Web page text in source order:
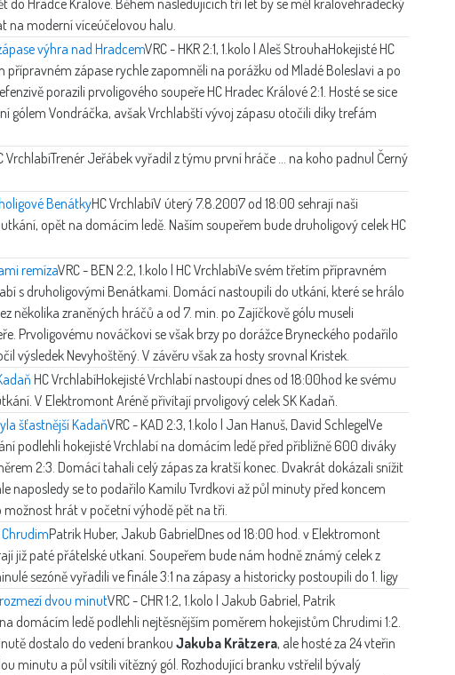
na moderní víceúčelovou halu.
výhra nad HradcemVRC - HKR 2:1, 1.kolo | Aleš StrouhaHokejisté HC
přípravném zápase rychle zapomněli na porážku od Mladé Boleslavi a po
porazili prvoligového soupeře HC Hradec Králové 2:1. Hosté se sice
gólem Vondráčka, avšak Vrchlabští vývoj zápasu otočili díky trefám
VrchlabíTrenér Jeřábek vyřadil z týmu první hráče ... na koho padnul Černý
BenátkyHC VrchlabíV úterý 7.8.2007 od 18:00 sehrají naši
opět na domácím ledě. Naším soupeřem bude druholigový celek HC
remízaVRC - BEN 2:2, 1.kolo | HC VrchlabíVe svém třetím přípravném
s druholigovými Benátkami. Domácí nastoupili do utkání, které se hrálo
několika zraněných hráčů a od 7. min. po Zajíčkově gólu museli
Prvoligovému nováčkovi se však brzy po dorážce Bryneckého podařilo
výsledek Nevyhoštěný. V závěru však za hosty srovnal Kristek.
HC VrchlabíHokejisté Vrchlabí nastoupí dnes od 18:00hod ke svému
V Elektromont Aréně přivítají prvoligový celek SK Kadaň.
šťastnější KadaňVRC - KAD 2:3, 1.kolo | Jan Hanuš, David SchlegelVe
podlehli hokejisté Vrchlabí na domácím ledě před přibližně 600 diváky
2:3. Domácí tahali celý zápas za kratší konec. Dvakrát dokázali snížit
naposledy se to podařilo Kamilu Tvrdkovi až půl minuty před koncem
hrát v početní výhodě pět na tři.
Patrik Huber, Jakub GabrielDnes od 18:00 hod. v Elektromont
již paté přátelské utkaní. Soupeřem bude nám hodně známý celek z
sezóně vyřadili ve finále 3:1 na zápasy a historicky postoupili do 1. ligy
dvou minutVRC - CHR 1:2, 1.kolo | Jakub Gabriel, Patrik
domácím ledě podlehli nejtěsnějším poměrem hokejistům Chrudimi 1:2.
dostalo do vedení brankouJakuba Krätzera, ale hosté za 24 vteřin
minutu a půl vsítili vítězný gól. Rozhodující branku vstřelil bývalý